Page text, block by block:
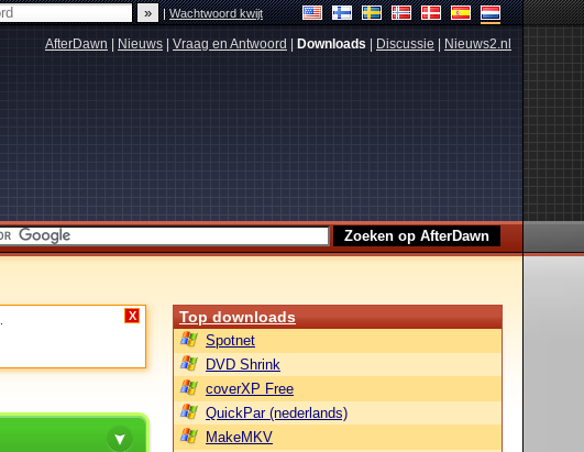
|Wachtwoord kwijt
AfterDawn Nieuws Vraag en Antwoord Downloads Discussie Nieuws2.nl
X Top downloads
Spotnet
DVD Shrink
coverXP Free
QuickPar (nederlands)
MakeMKV